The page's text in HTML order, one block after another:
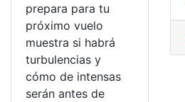
prepara para tu
próximo vuelo
muestra si habrá
turbulencias y
cómo de intensas
serán antes de